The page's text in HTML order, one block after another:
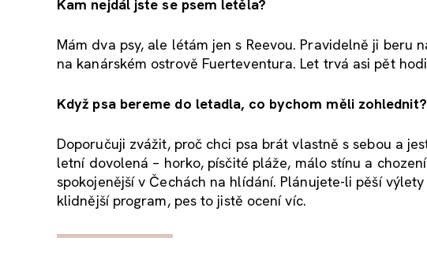
Kam nejdál jste se psem letěla?
Mám dva psy, ale létám jen s Reevou. Pravidelně ji beru
na kanárském ostrově Fuerteventura. Let trvá asi pět
Když psa bereme do letadla, co bychom měli zohlednit?
Doporučuji zvážit, proč chci psa brát vlastně s sebou a
letní dovolená – horko, písčité pláže, málo stínu a
spokojenější v Čechách na hlídání. Plánujete-li pěší
klidnější program, pes to jistě ocení víc.